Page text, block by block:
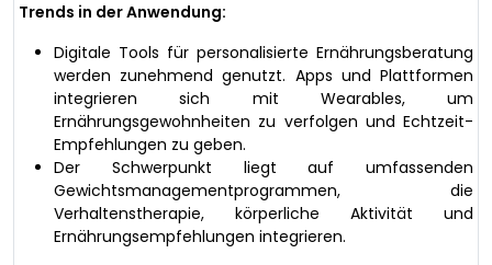
Trends in der Anwendung:
Digitale Tools für personalisierte Ernährungsberatung
werden zunehmend genutzt. Apps und Plattformen
integrieren sich mit Wearables, um
Ernährungsgewohnheiten zu verfolgen und Echtzeit-
Empfehlungen zu geben.
Der Schwerpunkt liegt auf umfassenden
Gewichtsmanagementprogrammen, die
Verhaltenstherapie, körperliche Aktivität und
Ernährungsempfehlungen integrieren.